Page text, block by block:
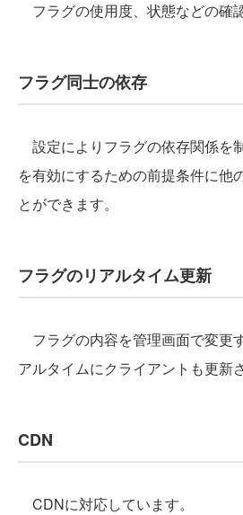
フラグの使用度、状態などの確
フラグ同士の依存
設定によりフラグの依存関係を
を有効にするための前提条件に他
とができます。
フラグのリアルタイム更新
フラグの内容を管理画面で変更
アルタイムにクライアントも更新
CDN
CDNに対応しています。